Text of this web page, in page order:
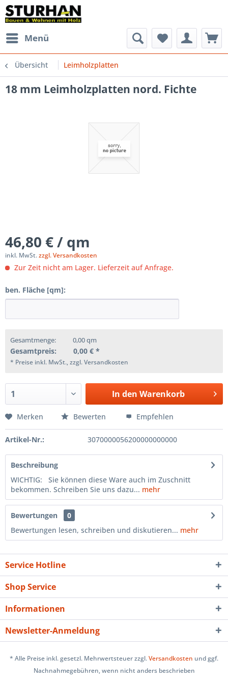
Menü
Übersicht Leimholzplatten
18 mm Leimholzplatten nord. Fichte
46,80 € / qm
inkl. MwSt.zzgl. Versandkosten
Zur Zeit nicht am Lager. Lieferzeit auf Anfrage.
ben. Fläche [qm]:
Gesamtmenge: 0,00qm
Gesamtpreis: 0,00 € *
* Preise inkl. MwSt., zzgl. Versandkosten
In den Warenkorb
Merken Bewerten Empfehlen
Artikel-Nr.: 3070000056200000000000
Beschreibung
WICHTIG: Sie können diese Ware auch im Zuschnitt
bekommen. Schreiben Sie uns dazu... mehr
Bewertungen
0
Bewertungen lesen, schreiben und diskutieren... mehr
Service Hotline
Shop Service
Informationen
Newsletter-Anmeldung
* Alle Preise inkl. gesetzl. Mehrwertsteuer zzgl.Versandkosten und ggf.
Nachnahmegebühren, wenn nicht anders beschrieben